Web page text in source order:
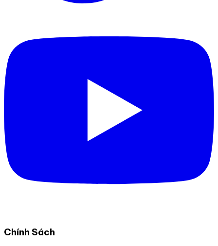
Chính Sách